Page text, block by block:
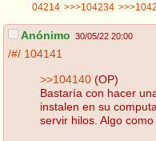
04214 >>>104234
Anónimo 30/05/22 20:00
/#/ 104141
>>104140 (OP)
Bastaría con hacer
instalen en su
servir hilos. Algo como